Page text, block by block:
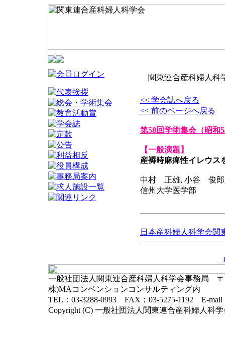
関東連合産科婦人科
<< 学会誌へ戻る
<< 前のページへ戻る
第58回学術集会（昭和
【一般演題】
産褥時麻痺性イレウス
中村 正雄, 小谷 俊
信州大学医学部
日本産科婦人科学会関
一般社団法人関東連合産科婦人科学会事務局 〒
株)MAコンベンションコンサルティング内
TEL：03-3288-0993 FAX：03-5275-1192 E-mail
Copyright (C) 一般社団法人関東連合産科婦人科